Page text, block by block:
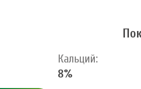
Кальций:
8%